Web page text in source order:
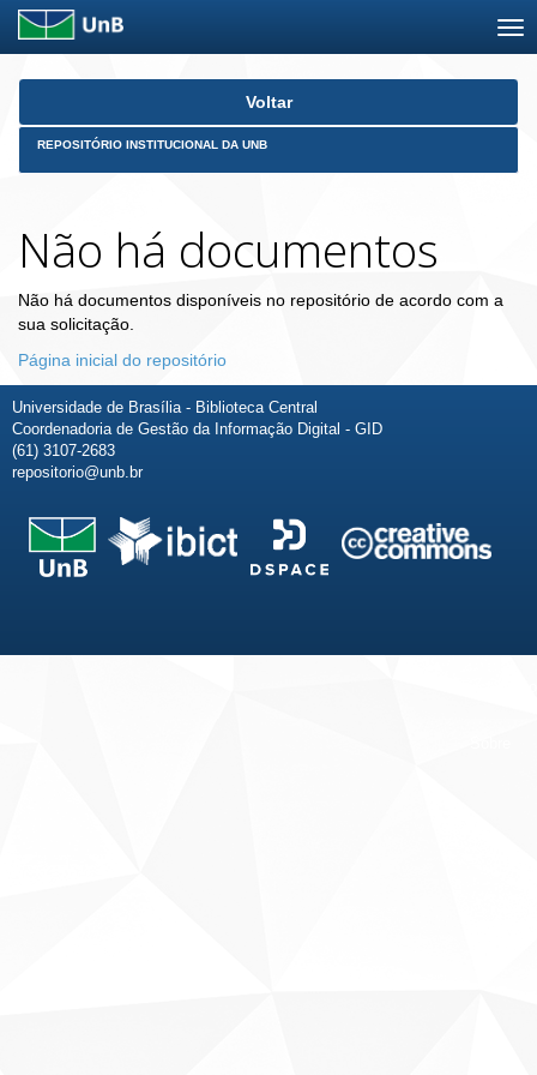
Skip
Voltar
REPOSITÓRIO INSTITUCIONAL DA UNB
Não há documentos
Não há documentos disponíveis no repositório de acordo com a
sua solicitação.
Página inicial do repositório
Universidade de Brasília - Biblioteca Central
Coordenadoria de Gestão da Informação Digital - GID
(61) 3107-2683
repositorio@unb.br